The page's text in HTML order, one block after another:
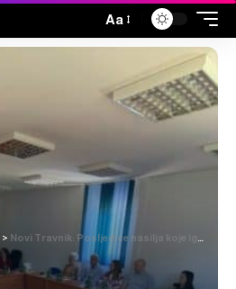
Aa
> Novi Travnik: Posljedice nasilja koje ignoriramo su devastirajuće, moramo djelovati preventivno